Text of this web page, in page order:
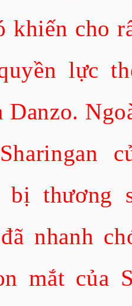
khiến cho
lực
Danzo.
bị thương
nhanh
mắt của